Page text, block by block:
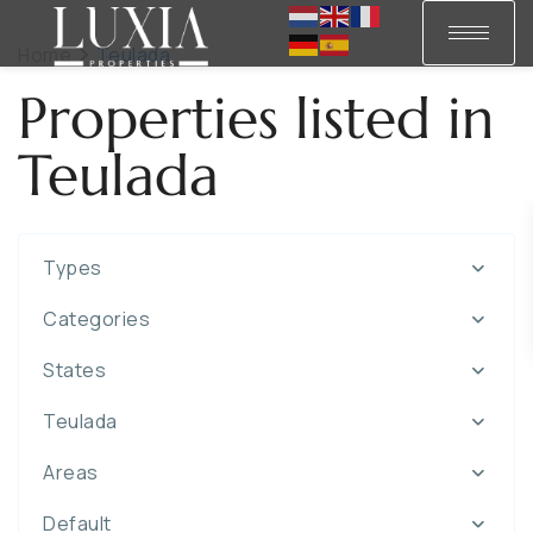
Home Teulada
Properties listed in
Teulada
Types
Categories
States
Teulada
Areas
Default